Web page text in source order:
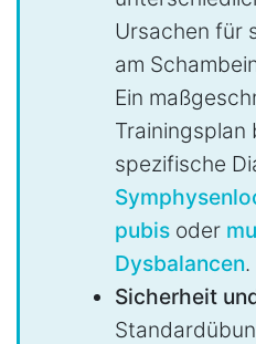
Ursachen für
am
Ein
spezifische
pubis oder
Dysbalancen.
Sicherheit